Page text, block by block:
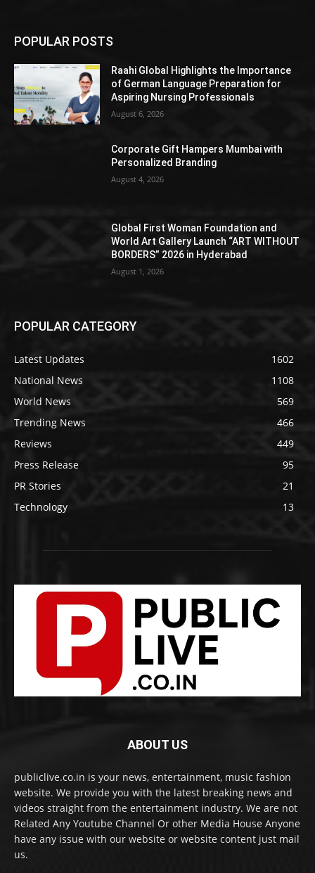
POPULAR POSTS
Raahi Global Highlights the Importance
of German Language Preparation for
Aspiring Nursing Professionals
August 6, 2026
Corporate Gift Hampers Mumbai with
Personalized Branding
August 4, 2026
Global First Woman Foundation and
World Art Gallery Launch “ART WITHOUT
BORDERS” 2026 in Hyderabad
August 1, 2026
POPULAR CATEGORY
Latest Updates
1602
National News
1108
World News
569
Trending News
466
Reviews
449
Press Release
95
PR Stories
21
Technology
13
ABOUT US
publiclive.co.in is your news, entertainment, music fashion
website. We provide you with the latest breaking news and
videos straight from the entertainment industry. We are not
Related Any Youtube Channel Or other Media House Anyone
have any issue with our website or website content just mail
us.